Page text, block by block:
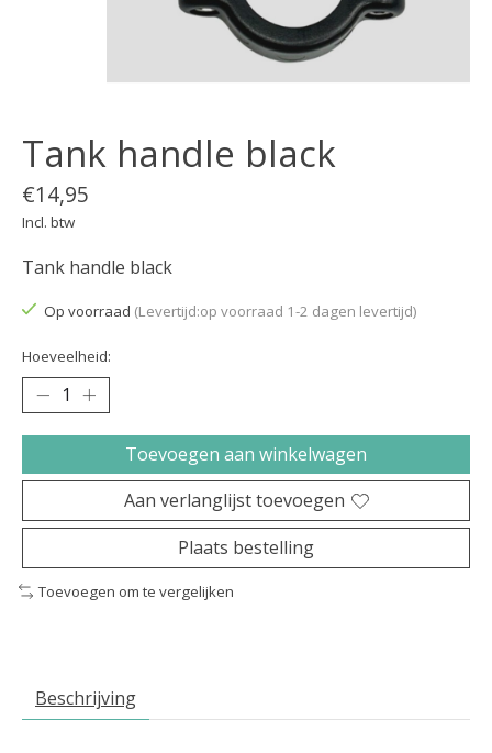
Tank handle black
€14,95
Incl. btw
Tank handle black
Op voorraad (Levertijd:op voorraad 1-2 dagen levertijd)
Hoeveelheid:
Toevoegen aan winkelwagen
Aan verlanglijst toevoegen
Plaats bestelling
Toevoegen om te vergelijken
Beschrijving